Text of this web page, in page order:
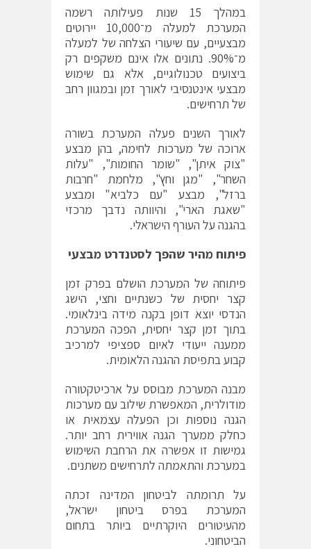
במהלך 15 שנות פעילותה רשמה
המערכת למעלה מ־10,000 יירוטים
מבצעיים, עם שיעורי הצלחה של למעלה
מ־90%. נתונים אלו אינם משקפים רק
ביצועים טכנולוגיים, אלא גם שימוש
מבצעי אינטנסיבי לאורך זמן ובמגוון רחב
של תרחישים.
לאורך השנים פעלה המערכת בשורה
ארוכה של מערכות לחימה, בהן מבצע
"צוק איתן", "שומר החומות", "עלות
השחר", "מגן וחץ", מלחמת "חרבות
ברזל", מבצע "עם כלביא" ומבצע
"שאגת הארי", והיוותה נדבך מרכזי
בהגנה על העורף הישראלי.
פיתוח מהיר שהפך לסטנדרט מבצעי
פיתוחה של המערכת הושלם בפרק זמן
קצר יחסית של כשנתיים וחצי, הישג
הנדסי יוצא דופן בקנה מידה בינלאומי.
בתוך זמן קצר יחסית, הפכה המערכת
ממענה ייעודי לאיום ספציפי למרכיב
קבוע בתפיסת ההגנה הלאומית.
מבנה המערכת מבוסס על ארכיטקטורה
מודולרית, המאפשרת שילוב עם מערכות
הגנה נוספות וכן הפעלה עצמאית או
כחלק ממערך הגנה אווירית רחב יותר.
גמישות זו אפשרה את הרחבת השימוש
במערכת והתאמתה לתרחישים משתנים.
על תרומתה לביטחון המדינה זכתה
המערכת בפרס ביטחון ישראל,
מהעיטורים היוקרתיים ביותר בתחום
הביטחוני.